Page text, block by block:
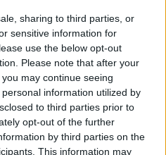
sharing to third parties, or
sensitive information for
use the below opt-out
Please note that after your
may continue seeing
information utilized by
to third parties prior to
opt-out of the further
by third parties on the
This information may
la grande sfida della vela
di Olbia, sequestrati
rubata